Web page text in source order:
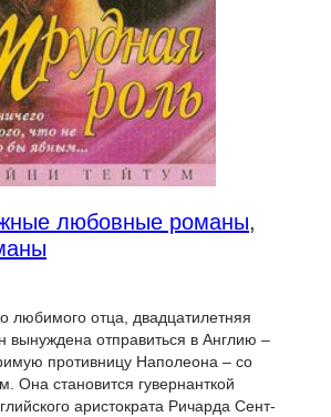
любовные романы,
любимого отца, двадцатилетняя
вынуждена отправиться в Англию –
противницу Наполеона – со
Она становится гувернанткой
аристократа Ричарда Сент-